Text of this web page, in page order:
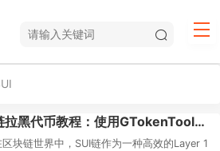
SUI链拉黑代币教程：使用GTokenTool实现安全管理
区块链世界中，SUI链作为一种高效的Layer 1